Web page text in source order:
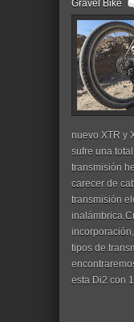
Gravel Bike
nuevo XTR y
sufre una
transmisión
carecer de
transmisión
tipos de
esta Di2 con